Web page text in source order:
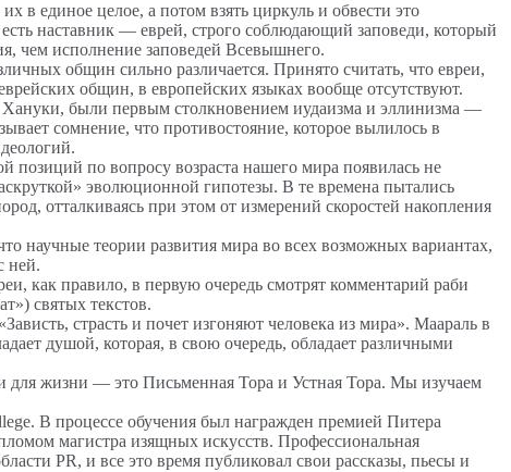
в единое целое, а потом взять циркуль и обвести это
наставник — еврей, строго соблюдающий заповеди, который
чем исполнение заповедей Всевышнего.
общин сильно различается. Принято считать, что евреи,
общин, в европейских языках вообще отсутствуют.
были первым столкновением иудаизма и эллинизма —
сомнение, что противостояние, которое вылилось в
позиций по вопросу возраста нашего мира появилась не
эволюционной гипотезы. В те времена пытались
отталкиваясь при этом от измерений скоростей накопления
научные теории развития мира во всех возможных вариантах,
ней.
как правило, в первую очередь смотрят комментарий раби
святых текстов.
страсть и почет изгоняют человека из мира». Маараль в
душой, которая, в свою очередь, обладает различными
для жизни — это Письменная Тора и Устная Тора. Мы изучаем
В процессе обучения был награжден премией Питера
магистра изящных искусств. Профессиональная
PR, и все это время публиковал свои рассказы, пьесы и